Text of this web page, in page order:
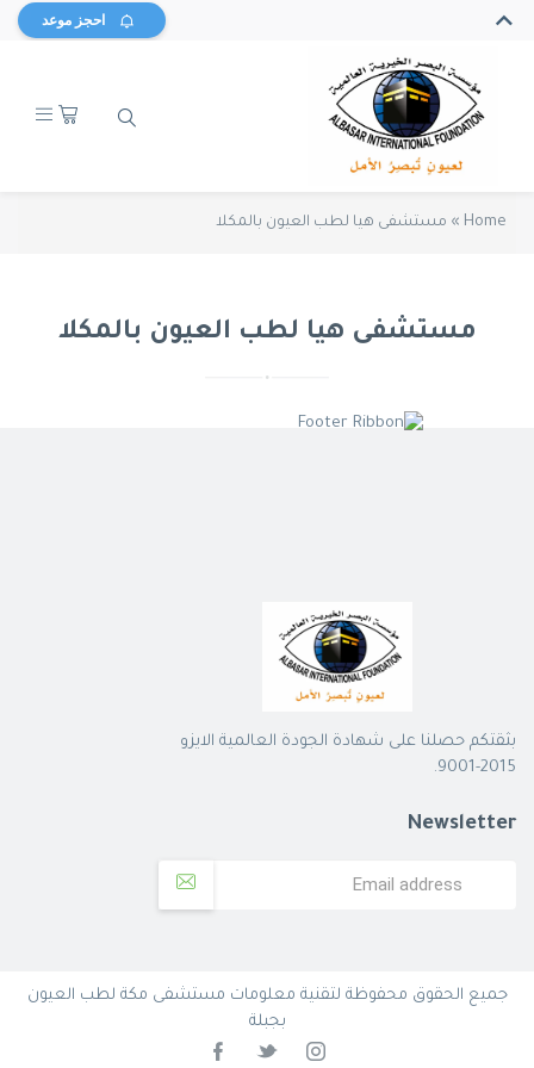
احجز موعد
Home
» مستشفى هيا لطب العيون بالمكلا
مستشفى هيا لطب العيون بالمكلا
بثقتكم حصلنا على شهادة الجودة العالمية الايزو
2015-9001.
Newsletter
جميع الحقوق محفوظة لتقنية معلومات مستشفى مكة لطب العيون
بجبلة